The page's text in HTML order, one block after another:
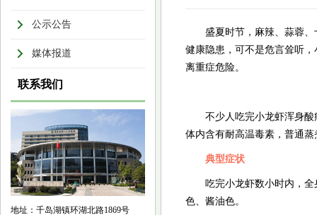
公示公告
媒体报道
联系我们
地址：千岛湖镇环湖北路1869号
盛夏时节，麻辣、蒜蓉
健康隐患，可不是危言耸听
离重症危险。
不少人吃完小龙虾浑身
体内含有耐高温毒素，普通
典型症状
吃完小龙虾数小时内，
色、酱油色。